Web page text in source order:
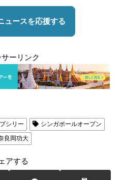
サーリンク
シリー
シンガポールオープン
良岡功大
アする